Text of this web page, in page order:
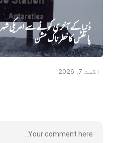
دُنیا کے آخری کونے سے امریکی
پائلٹس کا خطرناک مشن
اگست 7, 2026